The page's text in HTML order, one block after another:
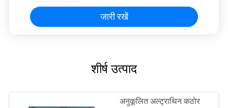
जारी रखें
शीर्ष उत्पाद
अनुकूलित अल्ट्राथिन कठोर